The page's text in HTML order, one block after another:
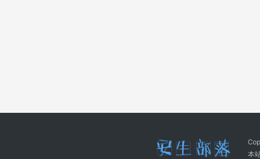
本